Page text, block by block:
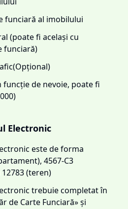
funciară al imobilului
(poate fi același cu
funciară)
funcție de nevoie, poate fi
Electronic
este de forma
4567-C3
(teren)
trebuie completat în
de Carte Funciară» și